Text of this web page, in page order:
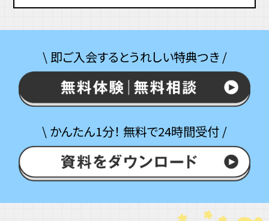
\ 即ご入会するとうれしい特典つき /
\ かんたん1分！ 無料で24時間受付 /